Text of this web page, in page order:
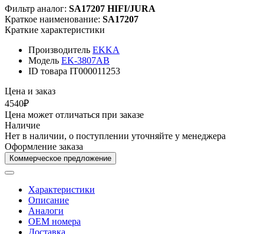
Фильтр аналог: SA17207 HIFI/JURA
Краткое наименование: SA17207
Краткие характеристики
Производитель EKKA
Модель EK-3807AB
ID товара IT000011253
Цена и заказ
4540₽
Цена может отличаться при заказе
Наличие
Нет в наличии, о поступлении уточняйте у менеджера
Оформление заказа
Коммерческое предложение
Характеристики
Описание
Аналоги
OEM номера
Доставка